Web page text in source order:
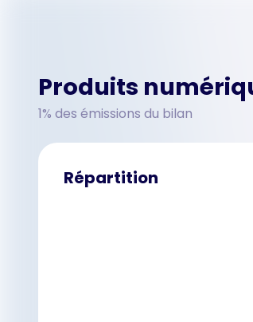
Produits
1% des émissions du bilan
Répartition